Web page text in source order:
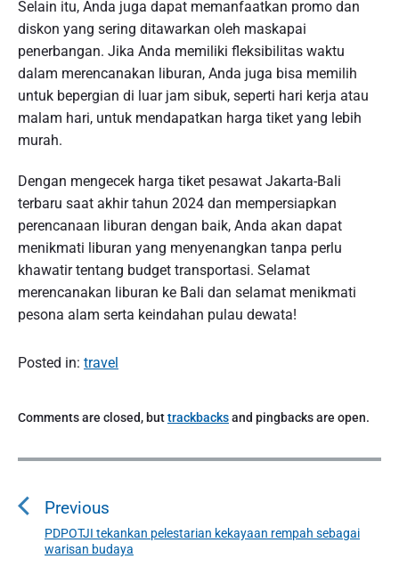
Selain itu, Anda juga dapat memanfaatkan promo dan
diskon yang sering ditawarkan oleh maskapai
penerbangan. Jika Anda memiliki fleksibilitas waktu
dalam merencanakan liburan, Anda juga bisa memilih
untuk bepergian di luar jam sibuk, seperti hari kerja atau
malam hari, untuk mendapatkan harga tiket yang lebih
murah.
Dengan mengecek harga tiket pesawat Jakarta-Bali
terbaru saat akhir tahun 2024 dan mempersiapkan
perencanaan liburan dengan baik, Anda akan dapat
menikmati liburan yang menyenangkan tanpa perlu
khawatir tentang budget transportasi. Selamat
merencanakan liburan ke Bali dan selamat menikmati
pesona alam serta keindahan pulau dewata!
Posted in: travel
Comments are closed, buttrackbacksand pingbacks are open.
P
s
Previous
P
r
PDPOTJI tekankan pelestarian kekayaan rempah sebagai
warisan budaya